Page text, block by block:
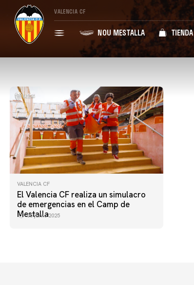
VALENCIA CF
NOU MESTALLA TIENDA
VALENCIA CF
El Valencia CF realiza un simulacro
de emergencias en el Camp de
Mestalla
05 junio 2025